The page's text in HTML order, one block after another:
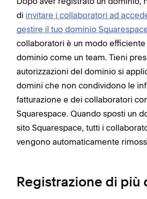
di invitare i collaboratori ad
gestire il tuo dominio
collaboratori è un modo
dominio come un team. Tieni
autorizzazioni del dominio si
domini che non condividono le
fatturazione e dei collaboratori
Squarespace. Quando sposti un
sito Squarespace, tutti i
vengono automaticamente
Registrazione di più